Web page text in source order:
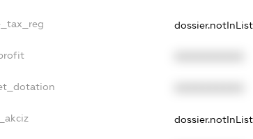
dossier.notInList
dossier.notInList